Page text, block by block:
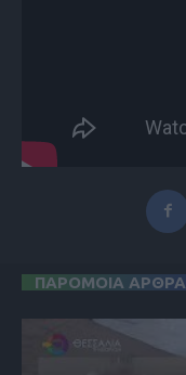
ΠΑΡΟΜΟΙΑ ΑΡΘΡΑ